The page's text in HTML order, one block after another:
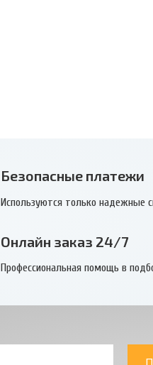
Безопасные платежи
Используются только надежные
Онлайн заказ 24/7
Профессиональная помощь в